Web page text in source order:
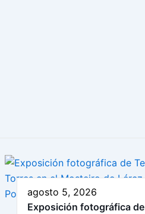
agosto 5, 2026
Exposición fotográfica de